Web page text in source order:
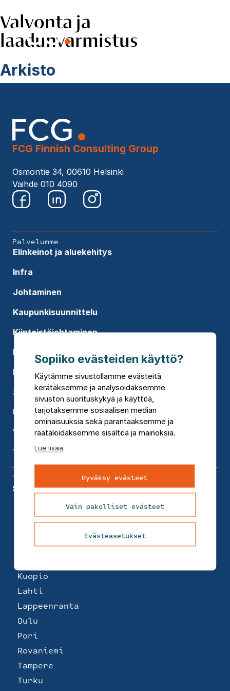
Skip
to
content
Hae
Valvonta ja
laadunvarmistus
Arkisto
FCG Finnish Consulting Group
Osmontie 34, 00610 Helsinki
Vaihde 010 4090
Palvelumme
Elinkeinot ja aluekehitys
Infra
Johtaminen
Kaupunkisuunnittelu
Kiinteistöjohtaminen
Koulutukset
Rakennusten suunnittelu
Sosiaali- ja terveyspalvelut
Uusiutuva energia
Vesi
Ympäristökonsultointi
Toimipisteet
Suomi
Joensuu
Kemi
Kuopio
Lahti
Lappeenranta
Oulu
Pori
Rovaniemi
Tampere
Turku
Sopiiko evästeiden käyttö?
Käytämme sivustollamme evästeitä
kerätäksemme ja analysoidaksemme
sivuston suorituskykyä ja käyttöä,
tarjotaksemme sosiaalisen median
ominaisuuksia sekä parantaaksemme ja
räätälöidäksemme sisältöä ja mainoksia.
Lue lisää
Hyväksy evästeet
Vain pakolliset evästeet
Evästeasetukset